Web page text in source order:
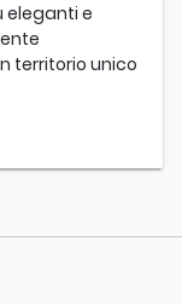
eleganti e
territorio unico